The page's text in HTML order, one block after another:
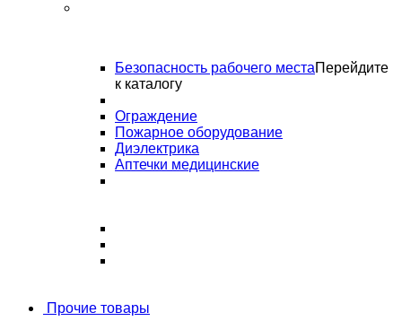
Безопасность рабочего местаПерейдите
к каталогу
Ограждение
Пожарное оборудование
Диэлектрика
Аптечки медицинские
Прочие товары